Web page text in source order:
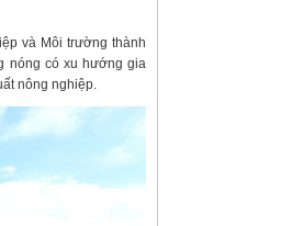
và Môi trường thành
nóng có xu hướng gia
nông nghiệp.